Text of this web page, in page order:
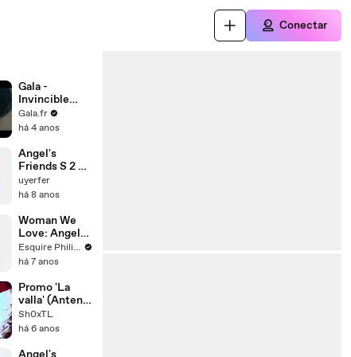
Conectar
Gala -
Invincible
d'Angelina
Jolie
Gala.fr
há 4 anos
Angel's
Friends S 2 E 1
(VF)
uyerfer
há 8 anos
Woman We
Love: Angel
Aquino
Esquire Philippines
há 7 anos
Promo 'La
valla' (Antena
3)
Sh0xTL
há 6 anos